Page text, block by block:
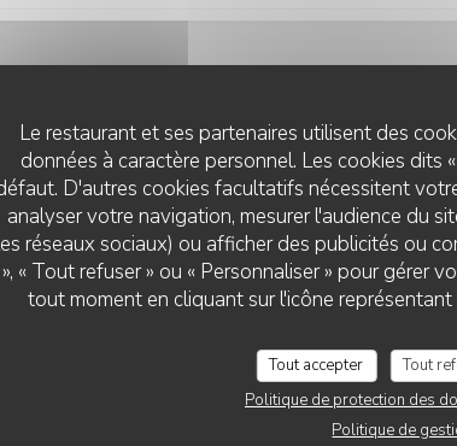
Le restaurant et ses partenaires utilisent des
données à caractère personnel. Les cookies dits
D'autres cookies facultatifs nécessitent
analyser votre navigation, mesurer l'audience du
réseaux sociaux) ou afficher des publicités ou
», « Tout refuser » ou « Personnaliser » pour gérer
tout moment en cliquant sur l'icône
Tout accepter Tout
Politique de protection des
Politique de
Service:5/5
vient au Scoop. On est toujours super bien accueillis et
demandent aussi d'y faire un petit passage lors de leurs
et la dame blanche avec son vrai chocolat fondu 😋
LE